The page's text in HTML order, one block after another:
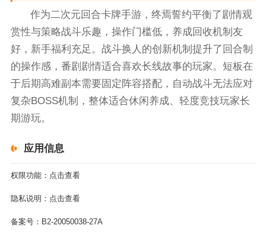
作为二次元回合卡牌手游，终焉誓约平衡了剧情观
赏性与策略战斗乐趣，操作门槛低，养成回收机制友
好，新手福利充足。战斗换人的创新机制提升了回合制
的操作感，番剧剧情适合喜欢长线故事的玩家。短板在
于后期高难副本需要固定阵容搭配，自动战斗无法应对
复杂BOSS机制，整体适合休闲养成、轻度竞技玩家长
期游玩。
应用信息
权限功能： 点击查看
隐私说明： 点击查看
备案号： B2-20050038-27A